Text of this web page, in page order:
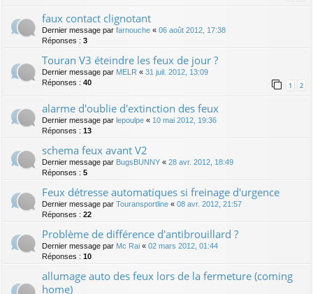
faux contact clignotant
Dernier message par farnouche « 06 août 2012, 17:38
Réponses : 3
Touran V3 éteindre les feux de jour ?
Dernier message par MELR « 31 juil. 2012, 13:09
Réponses : 40 1 2
alarme d'oublie d'extinction des feux
Dernier message par lepoulpe « 10 mai 2012, 19:36
Réponses : 13
schema feux avant V2
Dernier message par BugsBUNNY « 28 avr. 2012, 18:49
Réponses : 5
Feux détresse automatiques si freinage d'urgence
Dernier message par Touransportline « 08 avr. 2012, 21:57
Réponses : 22
Problème de différence d'antibrouillard ?
Dernier message par Mc Rai « 02 mars 2012, 01:44
Réponses : 10
allumage auto des feux lors de la fermeture (coming
home)